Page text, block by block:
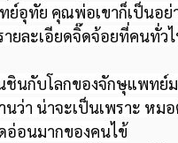
ย์อุทัย คุณพ่อเขาก็เป็นอย่
ายละเอียดจิ๊ดจ้อยที่คนทั่ว
ชินกับโลกของจักษุแพทย์ม
ว่า น่าจะเป็นเพราะ หม
อ่อนมากของคนไข้